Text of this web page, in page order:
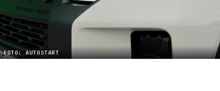
FOTO: AUTOSTART